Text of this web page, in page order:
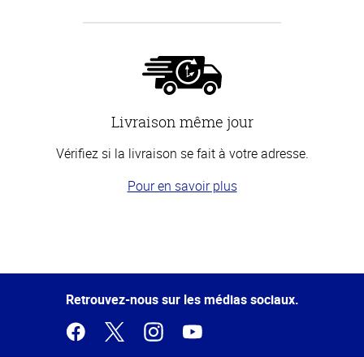
Livraison même jour
Vérifiez si la livraison se fait à votre adresse.
Pour en savoir plus
de la
Retrouvez-nous sur les médias sociaux.